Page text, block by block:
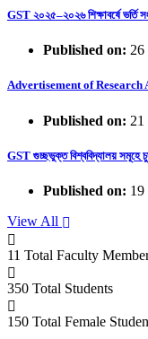
GST ২০২৫–২০২৬ শিক্ষাবর্ষে ভর্তি
Published on: 26
Advertisement of Research
Published on: 21
GST গুচ্ছভুক্ত বিশ্ববিদ্যালয় সমূহে
Published on: 19
View All
11 Total Faculty
350 Total Students
150 Total Female